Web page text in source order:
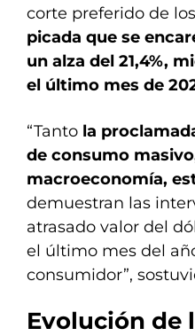
corte preferido de
picada que se
un alza del 21,4%,
el último mes de
“Tanto la
de consumo
macroeconomía,
demuestran las
atrasado valor del
el último mes del
consumidor”,
Evolución de